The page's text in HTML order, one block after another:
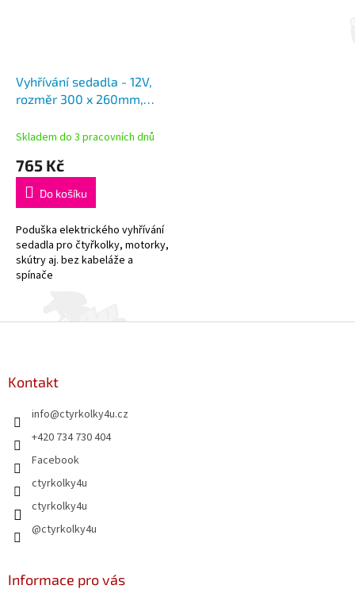
Vyhřívání sedadla - 12V,
rozměr 300 x 260mm,
Skladem do 3 pracovních dnů
765 Kč
Do košíku
Poduška elektrického vyhřívání
sedadla pro čtyřkolky, motorky,
skútry aj. bez kabeláže a
spínače
Kontakt
info@ctyrkolky4u.cz
+420 734 730 404
Facebook
ctyrkolky4u
ctyrkolky4u
@ctyrkolky4u
Informace pro vás